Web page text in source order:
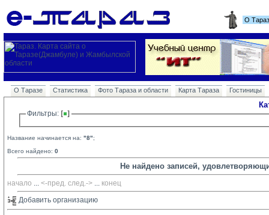
О
О Таразе Статистика Фото Тараза и области Карта Тараза Гостиницы
Фильтры:
Название начинается на: "8";
Всего найдено: 0
Не найдено записей,
начало ... <-пред. след.-> ... конец
Добавить организацию